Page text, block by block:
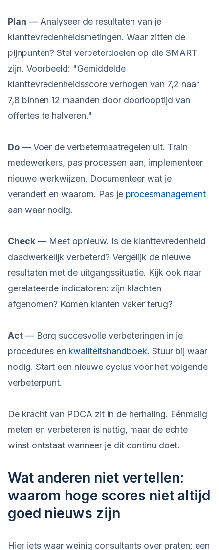
Plan — Analyseer de resultaten van je
klanttevredenheidsmetingen. Waar zitten de
pijnpunten? Stel verbeterdoelen op die SMART
zijn. Voorbeeld: "Gemiddelde
klanttevredenheidsscore verhogen van 7,2 naar
7,8 binnen 12 maanden door doorlooptijd van
offertes te halveren."
Do — Voer de verbetermaatregelen uit. Train
medewerkers, pas processen aan, implementeer
nieuwe werkwijzen. Documenteer wat je
verandert en waarom. Pas je procesmanagement
aan waar nodig.
Check — Meet opnieuw. Is de klanttevredenheid
daadwerkelijk verbeterd? Vergelijk de nieuwe
resultaten met de uitgangssituatie. Kijk ook naar
gerelateerde indicatoren: zijn klachten
afgenomen? Komen klanten vaker terug?
Act — Borg succesvolle verbeteringen in je
procedures en kwaliteitshandboek. Stuur bij waar
nodig. Start een nieuwe cyclus voor het volgende
verbeterpunt.
De kracht van PDCA zit in de herhaling. Eénmalig
meten en verbeteren is nuttig, maar de echte
winst ontstaat wanneer je dit continu doet.
Wat anderen niet vertellen:
waarom hoge scores niet altijd
goed nieuws zijn
Hier iets waar weinig consultants over praten: een